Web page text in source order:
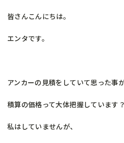
皆さんこんにちは。
エンタです。
アンカーの見積をしていて思った事
積算の価格って大体把握しています？
私はしていませんが、